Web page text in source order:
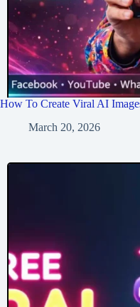
How To Create Viral AI
March 20, 2026